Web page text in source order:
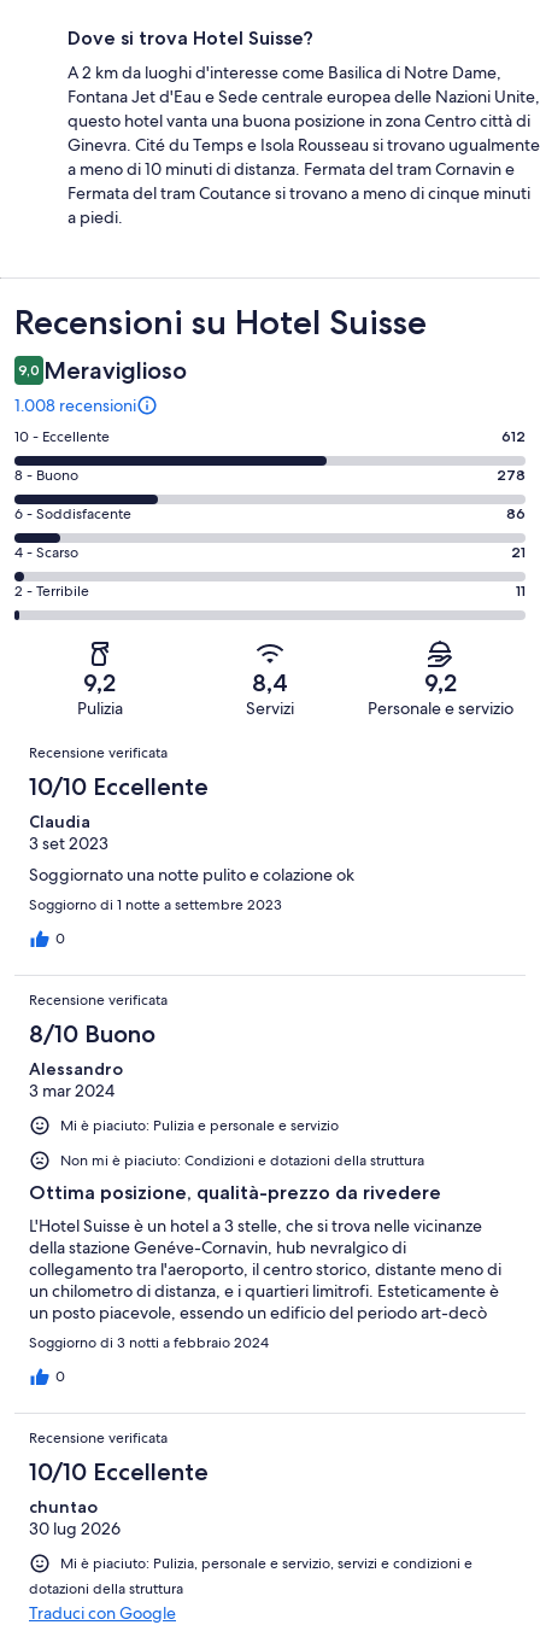
Dove si trova Hotel Suisse?
A 2 km da luoghi d'interesse come Basilica di Notre Dame,
Fontana Jet d'Eau e Sede centrale europea delle Nazioni Unite,
questo hotel vanta una buona posizione in zona Centro città di
Ginevra. Cité du Temps e Isola Rousseau si trovano ugualmente
a meno di 10 minuti di distanza. Fermata del tram Cornavin e
Fermata del tram Coutance si trovano a meno di cinque minuti
a piedi.
Recensioni
Recensioni su Hotel Suisse
9,0 Meraviglioso
1.008 recensioni
Valutazione
di
10
-
Eccellente.
612
su
1008
recensioni
10 - Eccellente 612
Valutazione
di
8
-
Buono.
278
su
recensioni
8 - Buono 278
Valutazione
di
6
-
Soddisfacente.
recensioni
6 - Soddisfacente 86
Valutazione
di
4
recensioni
4 - Scarso 21
Valutazione
di
Terribile.
su
recensioni
2 - Terribile 11
9,2
Pulizia
8,4
Servizi
9,2
Personale e servizio
Recensioni
Recensione verificata
10/10 Eccellente
Claudia
3 set 2023
Soggiornato una notte pulito e colazione ok
Soggiorno di 1 notte a settembre 2023
0
Recensione verificata
8/10 Buono
Alessandro
3 mar 2024
Mi è piaciuto: Pulizia e personale e servizio
Non mi è piaciuto: Condizioni e dotazioni della struttura
Ottima posizione, qualità-prezzo da rivedere
L'Hotel Suisse è un hotel a 3 stelle, che si trova nelle vicinanze
della stazione Genéve-Cornavin, hub nevralgico di
collegamento tra l'aeroporto, il centro storico, distante meno di
un chilometro di distanza, e i quartieri limitrofi. Esteticamente è
un posto piacevole, essendo un edificio del periodo art-decò
ma che, pur trovandosi in una zona parecchio movimentata, i
locali risultano ben insonorizzati. A livello di comfort, le camere
hanno bisogno di un revamping estetico, soprattutto i bagni
Infine, parlando della colazione, il prezzo che andrete a pagare
valgono pienamente il prezzo, in quanto pur essendo di tipo
internazionale, è comunque di ottima qualità. PS: Rivedere gli
apparecchi telefonici e prese elettriche, in quanto sono
parecchio datati e potrebbero creare complicazioni inutili (ho
provato a contattare il banco dello staff al piano terra, ma ho
avuto problemi con il contatto in quanto io li sentivo, ma loro
facevano fatica).
Soggiorno di 3 notti a febbraio 2024
0
Recensione verificata
10/10 Eccellente
chuntao
30 lug 2026
Mi è piaciuto: Pulizia, personale e servizio, servizi e condizioni e
dotazioni della struttura
Traduci con Google